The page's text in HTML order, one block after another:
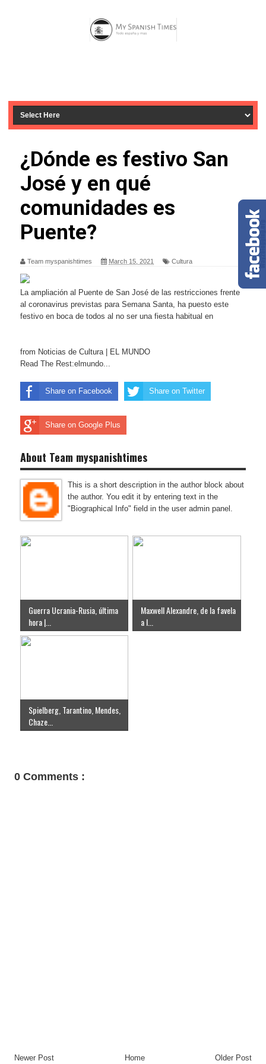
¿Dónde es festivo San
José y en qué
comunidades es
Puente?
Team myspanishtimes March 15, 2021 Cultura
La ampliación al Puente de San José de las restricciones frente
al coronavirus previstas para Semana Santa, ha puesto este
festivo en boca de todos al no ser una fiesta habitual en
from Noticias de Cultura | EL MUNDO
Read The Rest:elmundo...
Share on Facebook Share on Twitter
Share on Google Plus
About Team myspanishtimes
This is a short description in the author block about
the author. You edit it by entering text in the
"Biographical Info" field in the user admin panel.
Guerra Ucrania-Rusia, última
hora |...
Maxwell Alexandre, de la favela
a l...
Spielberg, Tarantino, Mendes,
Chaze...
0 Comments :
Newer Post Older Post
Home